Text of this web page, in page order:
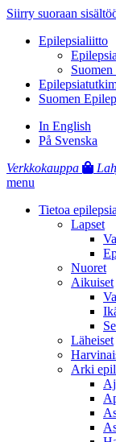
Siirry suoraan
Epilepsialiitto
Suomen
Suomen
In English
På Svenska
Verkkokauppa
menu
Tietoa
Lapset
Nuoret
Aikuiset
Läheiset
Arki